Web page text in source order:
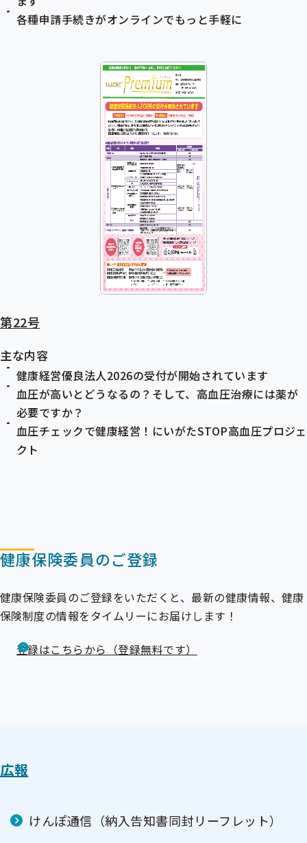
各種申請手続きがオンラインでもっと手軽に
第22号
主な内容
健康経営優良法人2026の受付が開始されています
血圧が高いとどうなるの？そして、高血圧治療には薬が
必要ですか？
血圧チェックで健康経営！にいがたSTOP高血圧プロジェ
クト
健康保険委員のご登録
健康保険委員のご登録をいただくと、最新の健康情報、健康
保険制度の情報をタイムリーにお届けします！
登録はこちらから（登録無料です）
広報
けんぽ通信（納入告知書同封リーフレット）